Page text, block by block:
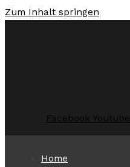
Zum Inhalt springen
Facebook Youtube
Home